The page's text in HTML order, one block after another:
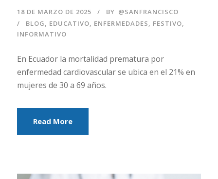
18 DE MARZO DE 2025 BY @SANFRANCISCO
BLOG, EDUCATIVO, ENFERMEDADES, FESTIVO,
INFORMATIVO
En Ecuador la mortalidad prematura por
enfermedad cardiovascular se ubica en el 21% en
mujeres de 30 a 69 años.
Read More